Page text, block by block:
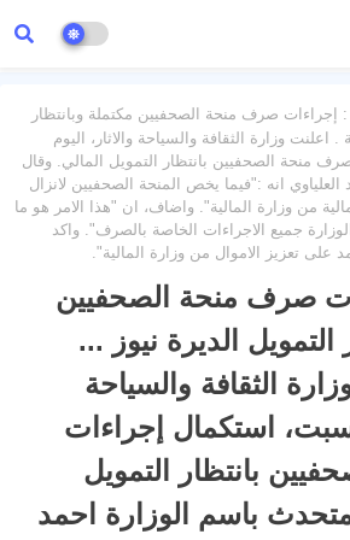
: إجراءات صرف منحة الصحفيين مكتملة وبانتظار
. اعلنت وزارة الثقافة والسياحة والاثار، اليوم
منحة الصحفيين بانتظار التمويل المالي. وقال
انه :"فيما يخص المنحة الصحفيين لانزال
من وزارة المالية". واضاف، ان "هذا الامر هو ما
جميع الاجراءات الخاصة بالصرف". واكد
على تعزيز الاموال من وزارة المالية".
صرف منحة الصحفيين
التمويل الديرة نيوز ...
الثقافة والسياحة
استكمال إجراءات
بانتظار التمويل
باسم الوزارة احمد